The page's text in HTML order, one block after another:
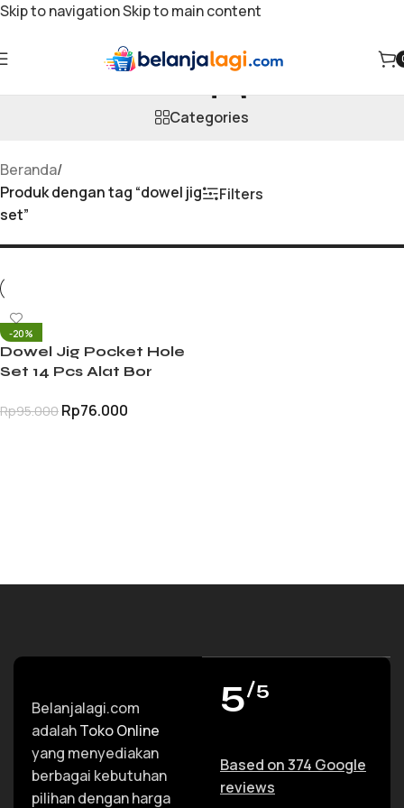
Skip to navigationSkip to main content
dowel jig set
Categories
Beranda/
Produk dengan tag “dowel jig
set”
Filters
-20%
Dowel Jig Pocket Hole
Set 14 Pcs Alat Bor
Woodworking Drill Kit
Rp95.000 Rp76.000
Belanjalagi.com
adalahToko Online
yang menyediakan
berbagai kebutuhan
pilihan dengan harga
5/5
Based on 374 Google
reviews